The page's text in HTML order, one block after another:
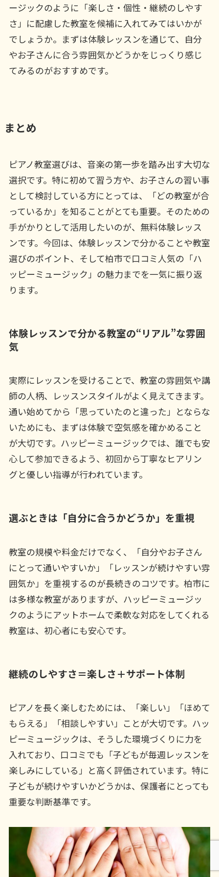
ージックのように「楽しさ・個性・継続のしやす
さ」に配慮した教室を候補に入れてみてはいかが
でしょうか。まずは体験レッスンを通じて、自分
やお子さんに合う雰囲気かどうかをじっくり感じ
てみるのがおすすめです。
まとめ
ピアノ教室選びは、音楽の第一歩を踏み出す大切な
選択です。特に初めて習う方や、お子さんの習い事
として検討している方にとっては、「どの教室が合
っているか」を知ることがとても重要。そのための
手がかりとして活用したいのが、無料体験レッス
ンです。今回は、体験レッスンで分かることや教室
選びのポイント、そして柏市で口コミ人気の「ハ
ッピーミュージック」の魅力までを一気に振り返
ります。
体験レッスンで分かる教室の“リアル”な雰囲
気
実際にレッスンを受けることで、教室の雰囲気や講
師の人柄、レッスンスタイルがよく見えてきます。
通い始めてから「思っていたのと違った」とならな
いためにも、まずは体験で空気感を確かめること
が大切です。ハッピーミュージックでは、誰でも安
心して参加できるよう、初回から丁寧なヒアリン
グと優しい指導が行われています。
選ぶときは「自分に合うかどうか」を重視
教室の規模や料金だけでなく、「自分やお子さん
にとって通いやすいか」「レッスンが続けやすい雰
囲気か」を重視するのが長続きのコツです。柏市に
は多様な教室がありますが、ハッピーミュージッ
クのようにアットホームで柔軟な対応をしてくれる
教室は、初心者にも安心です。
継続のしやすさ＝楽しさ＋サポート体制
ピアノを長く楽しむためには、「楽しい」「ほめて
もらえる」「相談しやすい」ことが大切です。ハッ
ピーミュージックは、そうした環境づくりに力を
入れており、口コミでも「子どもが毎週レッスンを
楽しみにしている」と高く評価されています。特に
子どもが続けやすいかどうかは、保護者にとっても
重要な判断基準です。